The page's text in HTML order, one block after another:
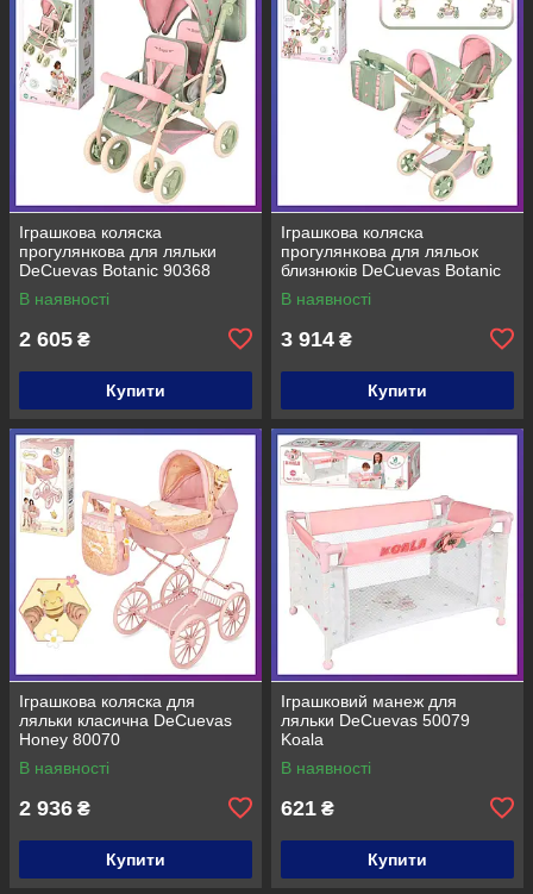
Іграшкова коляска
прогулянкова для ляльки
DeCuevas Botanic 90368
В наявності
2 605 ₴
Купити
Іграшкова коляска
прогулянкова для ляльок
близнюків DeCuevas Botanic
90868
В наявності
3 914 ₴
Купити
Іграшкова коляска для
ляльки класична DeCuevas
Honey 80070
В наявності
2 936 ₴
Купити
Іграшковий манеж для
ляльки DeCuevas 50079
Koala
В наявності
621 ₴
Купити